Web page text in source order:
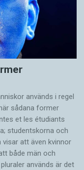
används i regel
sådana ­former
et les étudiants
studentskorna och
visar att även kvinnor
både män och
används är det